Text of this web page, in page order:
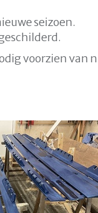
seizoen.
voorzien van